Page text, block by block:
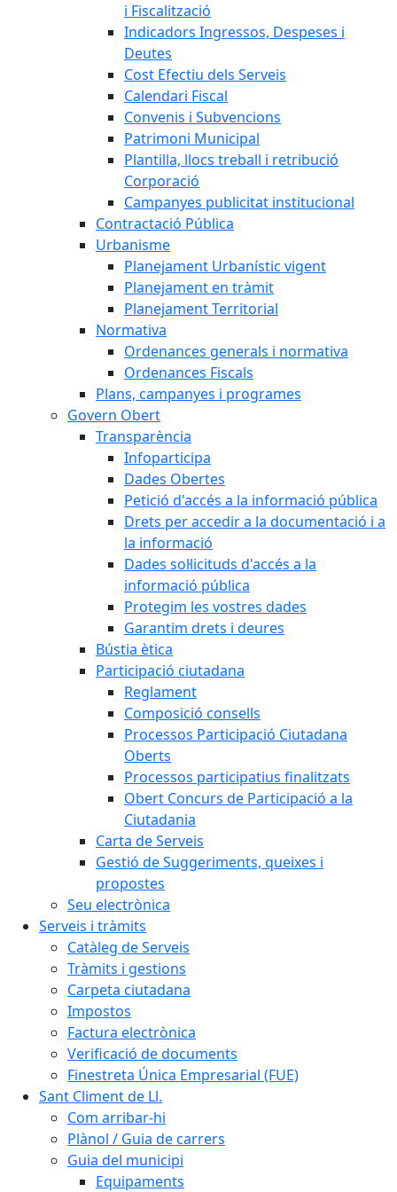
i Fiscalització
Indicadors Ingressos, Despeses i
Deutes
Cost Efectiu dels Serveis
Calendari Fiscal
Convenis i Subvencions
Patrimoni Municipal
Plantilla, llocs treball i retribució
Corporació
Campanyes publicitat institucional
Contractació Pública
Urbanisme
Planejament Urbanístic vigent
Planejament en tràmit
Planejament Territorial
Normativa
Ordenances generals i normativa
Ordenances Fiscals
Plans, campanyes i programes
Govern Obert
Transparència
Infoparticipa
Dades Obertes
Petició d'accés a la informació pública
Drets per accedir a la documentació i a
la informació
Dades sol·licituds d'accés a la
informació pública
Protegim les vostres dades
Garantim drets i deures
Bústia ètica
Participació ciutadana
Reglament
Composició consells
Processos Participació Ciutadana
Oberts
Processos participatius finalitzats
Obert Concurs de Participació a la
Ciutadania
Carta de Serveis
Gestió de Suggeriments, queixes i
propostes
Seu electrònica
Serveis i tràmits
Catàleg de Serveis
Tràmits i gestions
Carpeta ciutadana
Impostos
Factura electrònica
Verificació de documents
Finestreta Única Empresarial (FUE)
Sant Climent de Ll.
Com arribar-hi
Plànol / Guia de carrers
Guia del municipi
Equipaments